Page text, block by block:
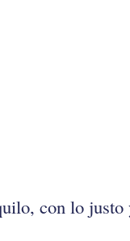
con lo justo